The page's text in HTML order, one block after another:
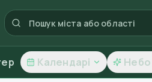
Календарі Небо